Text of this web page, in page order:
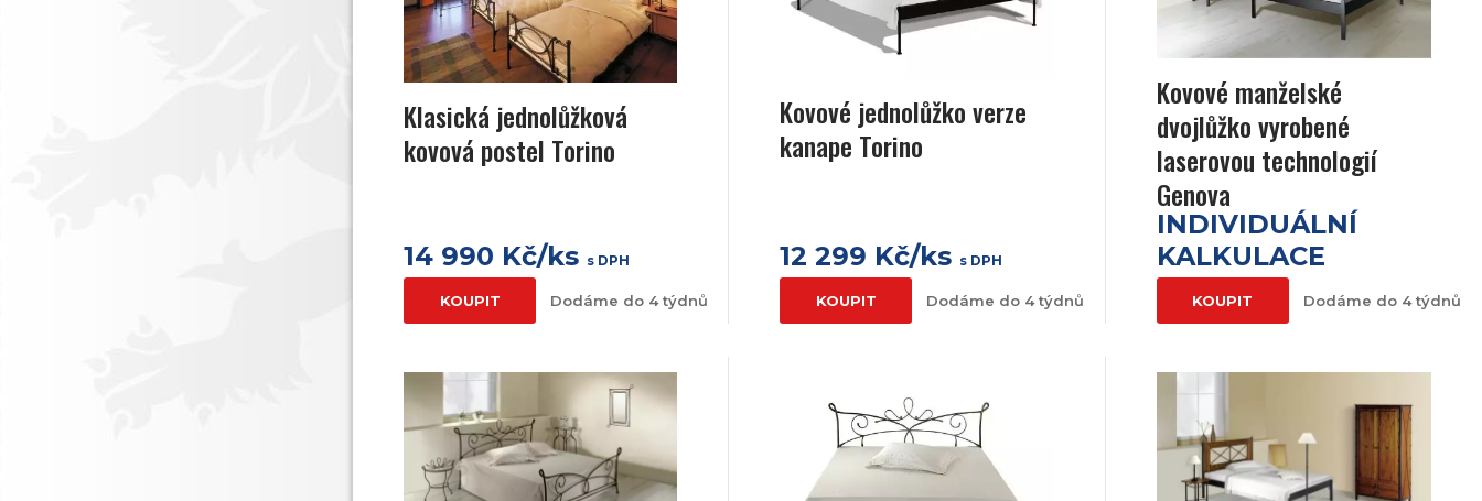
Klasická jednolůžková
kovová postel Torino
14 990 Kč/ks s DPH
KOUPIT Dodáme do 4 týdnů
Kovové jednolůžko verze
kanape Torino
12 299 Kč/ks s DPH
KOUPIT Dodáme do 4 týdnů
Kovové manželské
dvojlůžko vyrobené
laserovou technologií
Genova
INDIVIDUÁLNÍ
KALKULACE
KOUPIT Dodáme do 4 týdnů